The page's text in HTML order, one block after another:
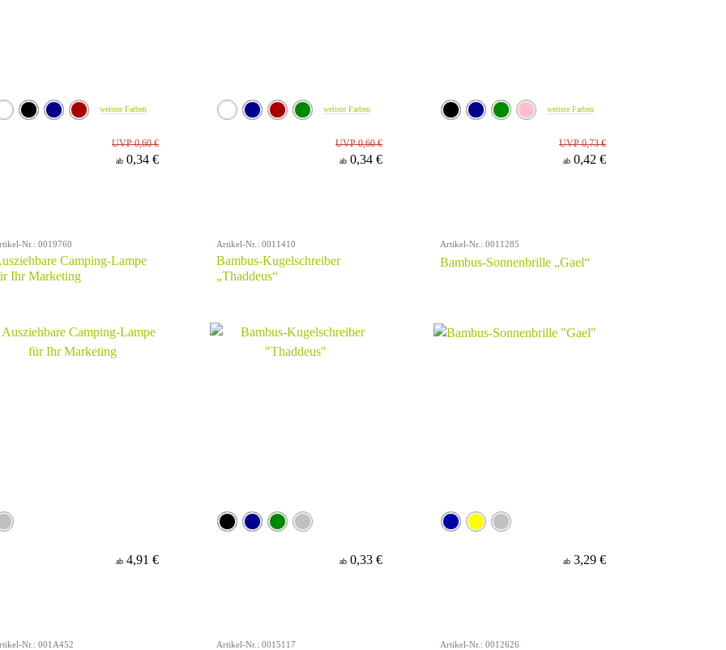
weitere Farben
UVP 0,60 €
ab 0,34 €
weitere Farben
UVP 0,60 €
ab 0,34 €
weitere Farben
UVP 0,73 €
ab 0,42 €
Nr.: 0019760
Camping-Lampe
Ihr Marketing
ab 4,91 €
Artikel-Nr.: 0011410
Bambus-Kugelschreiber
„Thaddeus“
ab 0,33 €
Artikel-Nr.: 0011285
Bambus-Sonnenbrille „Gael“
ab 3,29 €
Nr.: 001A452 Artikel-Nr.: 0015117 Artikel-Nr.: 0012626